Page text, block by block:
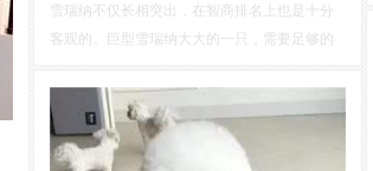
雪瑞纳不仅长相突出，在智商排名上也是十分
客观的。巨型雪瑞纳大大的一只，需要足够的
个家庭饲养，今天我们就来分析一下巨型雪瑞
纳的
性格特征，根据性格来对雪瑞纳做一个初
步的了解吧！